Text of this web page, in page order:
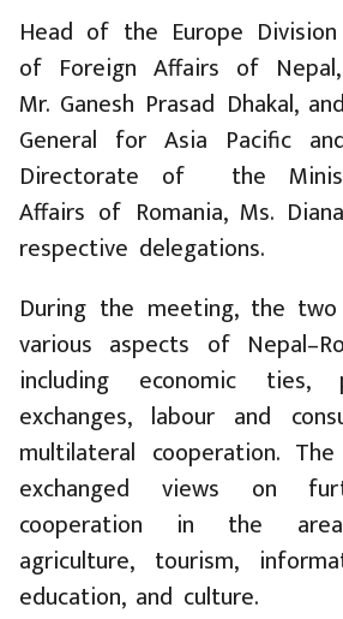
Head of the Europe
of Foreign Affairs of
Mr. Ganesh Prasad Dhakal,
General for Asia Pacific
Directorate of the
Affairs of Romania, Ms.
respective delegations.
During the meeting, the two
various aspects of
including economic ties,
exchanges, labour and
multilateral cooperation.
exchanged views on
cooperation in the
agriculture, tourism,
education, and culture.